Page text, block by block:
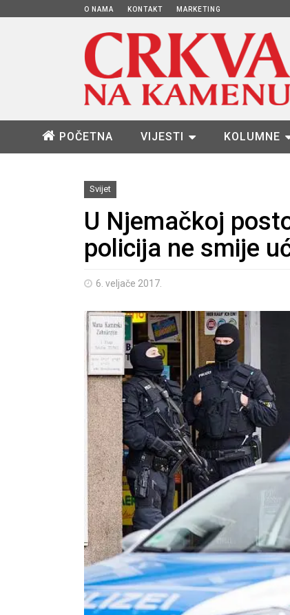
O NAMA KONTAKT MARKETING
POČETNA VIJESTI KOLUMNE
Svijet
U Njemačkoj
policija ne smije
6. veljače 2017.